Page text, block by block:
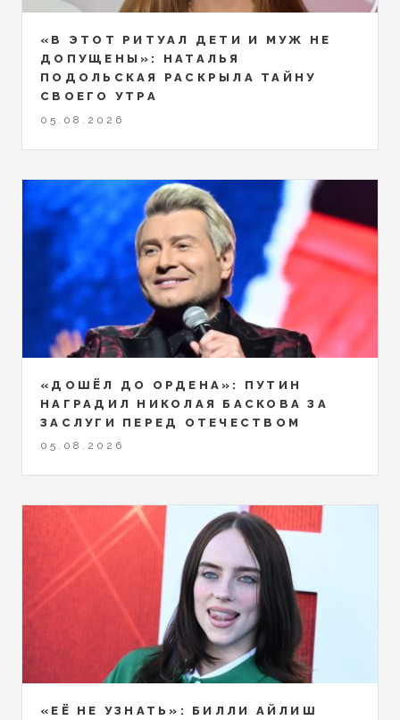
«В ЭТОТ РИТУАЛ ДЕТИ И МУЖ НЕ
ДОПУЩЕНЫ»: НАТАЛЬЯ
ПОДОЛЬСКАЯ РАСКРЫЛА ТАЙНУ
СВОЕГО УТРА
05.08.2026
«ДОШЁЛ ДО ОРДЕНА»: ПУТИН
НАГРАДИЛ НИКОЛАЯ БАСКОВА ЗА
ЗАСЛУГИ ПЕРЕД ОТЕЧЕСТВОМ
05.08.2026
«ЕЁ НЕ УЗНАТЬ»: БИЛЛИ АЙЛИШ